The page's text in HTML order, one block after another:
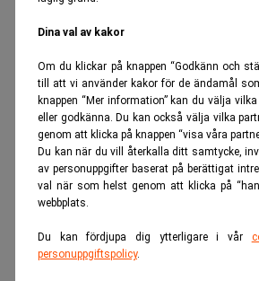
Dina val av kakor
Om du klickar på knappen “Godkänn och
till att vi använder kakor för de ändamål
knappen “Mer information” kan du välja
eller godkänna. Du kan också välja vilka
genom att klicka på knappen “visa våra
Du kan när du vill återkalla ditt samtycke,
av personuppgifter baserat på berättigat
val när som helst genom att klicka på
webbplats.
Du kan fördjupa dig ytterligare i vår
personuppgiftspolicy.